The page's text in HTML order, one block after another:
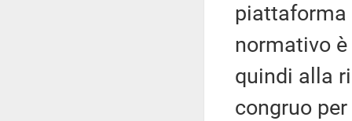
piattaforma
normativo
quindi alla
congruo